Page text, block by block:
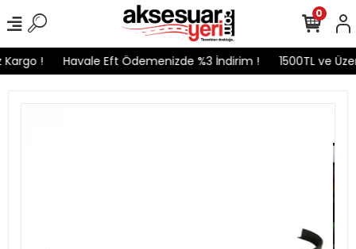
! Havale Eft Ödemenizde %3 İndirim ! 1500TL ve
0